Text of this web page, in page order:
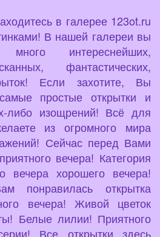
в галерее 123ot.ru
В нашей галереи вы
интереснейших,
фантастических,
Если захотите, Вы
простые открытки и
либо изощрений! Всё для
из огромного мира
Сейчас перед Вами
вечера! Категория
вечера хорошего вечера!
понравилась открытка
вечера! Живой цветок
Белые лилии! Приятного
Все открытки здесь